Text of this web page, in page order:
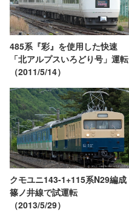
485系『彩』を使用した快速
「北アルプスいろどり号」運転
（2011/5/14）
クモユニ143-1+115系N29編成
篠ノ井線で試運転
（2013/5/29）